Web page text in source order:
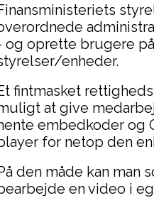
og oprette brugere
enheder.
fintmasket
at give
embedkoder og
for netop den
den måde kan man
en video i